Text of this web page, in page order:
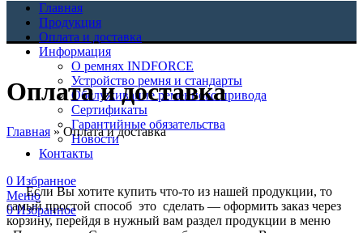
Главная
Продукция
Оплата и доставка
Информация
О ремнях INDFORCE
Устройство ремня и стандарты
Обслуживание ременного привода
Сертификаты
Гарантийные обязательства
Новости
Контакты
0 Избранное
Меню
0Избранное
Оплата и доставка
Главная »Оплата и доставка
Если Вы хотите купить что-то из нашей продукции, то
самый простой способ это сделать — оформить заказ через
корзину, перейдя в нужный вам раздел продукции в меню